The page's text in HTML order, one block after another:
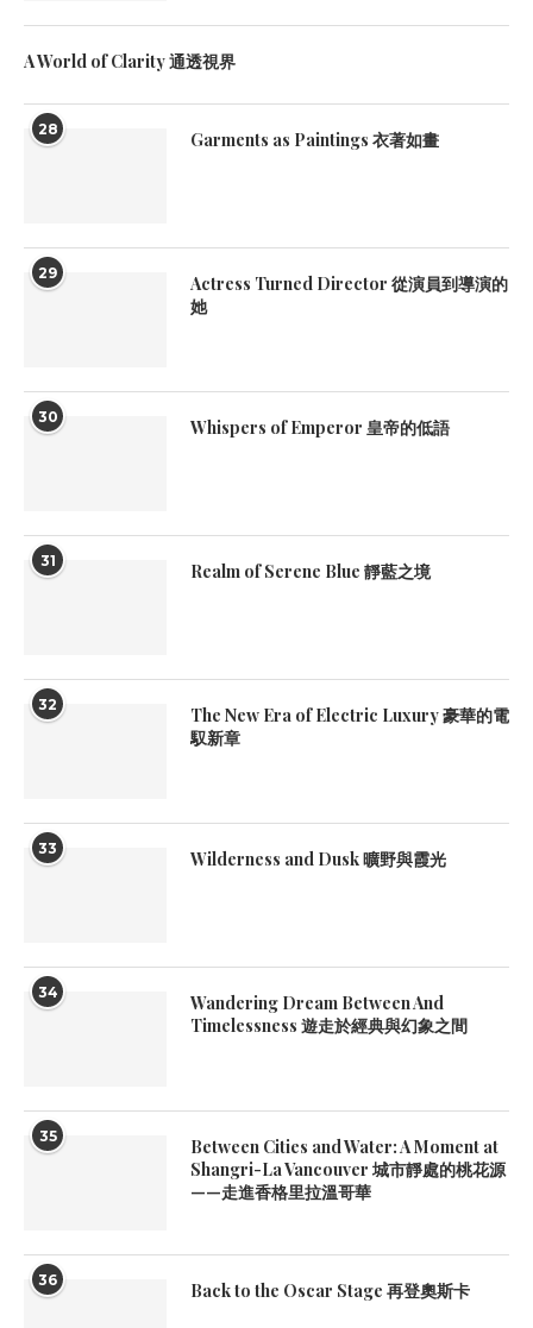
A World of Clarity 通透視界
28 Garments as Paintings 衣著如畫
29
Actress Turned Director 從演員到導演的
她
30 Whispers of Emperor 皇帝的低語
31 Realm of Serene Blue 靜藍之境
32
The New Era of Electric Luxury 豪華的電
馭新章
33 Wilderness and Dusk 曠野與霞光
34
Wandering Dream Between And
Timelessness 遊走於經典與幻象之間
35
Between Cities and Water: A Moment at
Shangri-La Vancouver 城市靜處的桃花源
——走進香格里拉溫哥華
36 Back to the Oscar Stage 再登奧斯卡